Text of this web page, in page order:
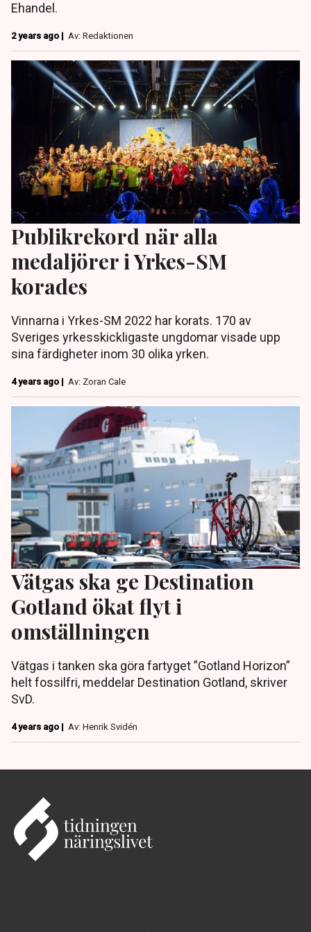
Ehandel.
2 years ago | Av: Redaktionen
Publikrekord när alla
medaljörer i Yrkes-SM
korades
Vinnarna i Yrkes-SM 2022 har korats. 170 av
Sveriges yrkesskickligaste ungdomar visade upp
sina färdigheter inom 30 olika yrken.
4 years ago | Av: Zoran Cale
Vätgas ska ge Destination
Gotland ökat flyt i
omställningen
Vätgas i tanken ska göra fartyget ”Gotland Horizon”
helt fossilfri, meddelar Destination Gotland, skriver
SvD.
4 years ago | Av: Henrik Svidén